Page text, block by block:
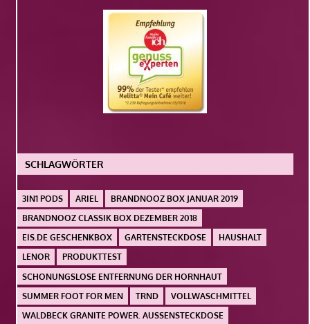
SCHLAGWÖRTER
3IN1 PODS ARIEL
BRANDNOOZ BOX JANUAR 2019
BRANDNOOZ CLASSIK BOX DEZEMBER 2018
EIS.DE GESCHENKBOX
GARTENSTECKDOSE
HAUSHALT
LENOR
PRODUKTTEST
SCHONUNGSLOSE ENTFERNUNG DER HORNHAUT
SUMMER FOOT FOR MEN
TRND
VOLLWASCHMITTEL
WALDBECK GRANITE POWER. AUSSENSTECKDOSE